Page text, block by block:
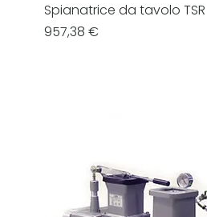
Spianatrice da tavolo TSR
Prezzo
957,38 €